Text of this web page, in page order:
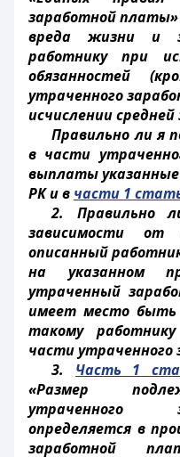
заработной
вреда жизни и
работнику при
обязанностей
утраченного
исчислении
Правильно ли я
в части
выплаты
РК и в части 1
2. Правильно
зависимости
описанный
на указанном
утраченный
имеет место быть
такому
части утраченного
3. Часть 1
«Размер
утраченного
определяется в
заработной